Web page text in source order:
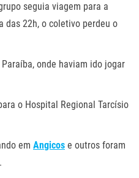
seguia viagem para a
das 22h, o coletivo perdeu o
onde haviam ido jogar
o Hospital Regional Tarcísio
em Angicos e outros foram